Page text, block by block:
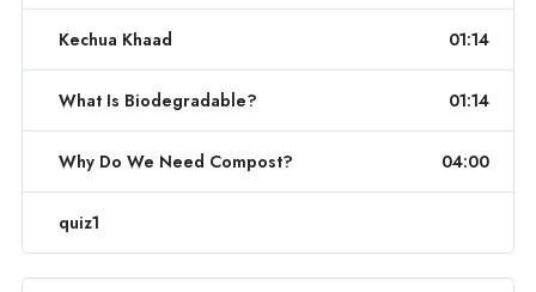
Kechua Khaad 01:14
What Is Biodegradable? 01:14
Why Do We Need Compost? 04:00
quiz1